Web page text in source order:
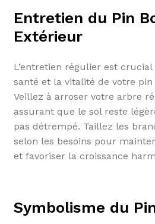
Entretien du Pin
Extérieur
L’entretien régulier est
santé et la vitalité de votre
Veillez à arroser votre arbre
assurant que le sol reste
pas détrempé. Taillez les
selon les besoins pour
et favoriser la croissance
Symbolisme du